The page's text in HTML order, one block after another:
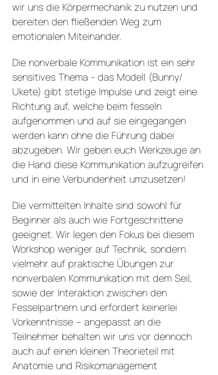
wir uns die Körpermechanik zu nutzen und
bereiten den fließenden Weg zum
emotionalen Miteinander.
Die nonverbale Kommunikation ist ein sehr
sensitives Thema - das Modell (Bunny/
Ukete) gibt stetige Impulse und zeigt eine
Richtung auf, welche beim fesseln
aufgenommen und auf sie eingegangen
werden kann ohne die Führung dabei
abzugeben. Wir geben euch Werkzeuge an
die Hand diese Kommunikation aufzugreifen
und in eine Verbundenheit umzusetzen!
Die vermittelten Inhalte sind sowohl für
Beginner als auch wie Fortgeschrittene
geeignet. Wir legen den Fokus bei diesem
Workshop weniger auf Technik, sondern
vielmehr auf praktische Übungen zur
nonverbalen Kommunikation mit dem Seil,
sowie der Interaktion zwischen den
Fesselpartnern und erfordert keinerlei
Vorkenntnisse – angepasst an die
Teilnehmer behalten wir uns vor dennoch
auch auf einen kleinen Theorieteil mit
Anatomie und Risikomanagement